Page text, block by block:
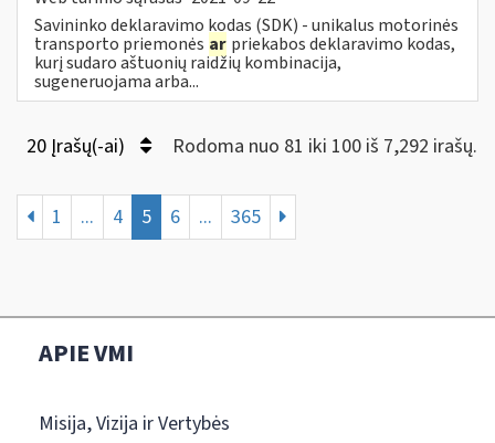
Savininko deklaravimo kodas (SDK) - unikalus motorinės
transporto priemonės ar priekabos deklaravimo kodas,
kurį sudaro aštuonių raidžių kombinacija,
sugeneruojama arba...
20 Įrašų(-ai) Rodoma nuo 81 iki 100 iš 7,292 irašų.
1 ... 4 5 6 ... 365
APIE VMI
Misija, Vizija ir Vertybės